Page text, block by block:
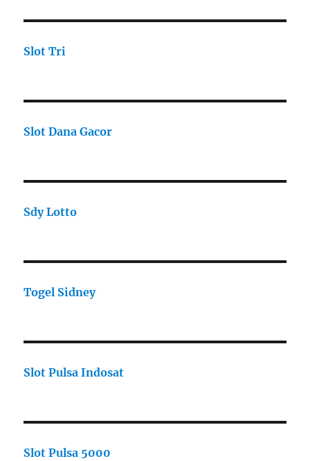
Slot Tri
Slot Dana Gacor
Sdy Lotto
Togel Sidney
Slot Pulsa Indosat
Slot Pulsa 5000